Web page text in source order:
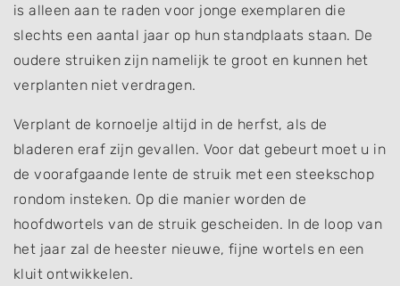
is alleen aan te raden voor jonge exemplaren die
slechts een aantal jaar op hun standplaats staan. De
oudere struiken zijn namelijk te groot en kunnen het
verplanten niet verdragen.
Verplant de kornoelje altijd in de herfst, als de
bladeren eraf zijn gevallen. Voor dat gebeurt moet u in
de voorafgaande lente de struik met een steekschop
rondom insteken. Op die manier worden de
hoofdwortels van de struik gescheiden. In de loop van
het jaar zal de heester nieuwe, fijne wortels en een
kluit ontwikkelen.